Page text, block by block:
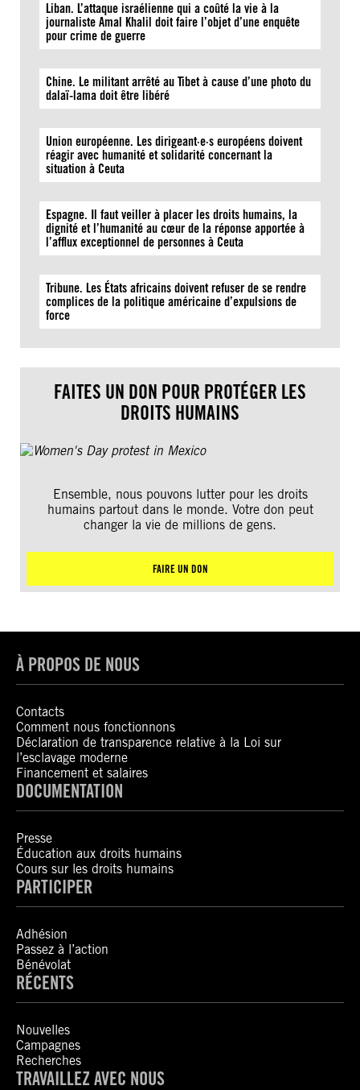
Liban. L’attaque israélienne qui a coûté la vie à la
journaliste Amal Khalil doit faire l’objet d’une enquête
pour crime de guerre
Chine. Le militant arrêté au Tibet à cause d’une photo du
dalaï-lama doit être libéré
Union européenne. Les dirigeant·e·s européens doivent
réagir avec humanité et solidarité concernant la
situation à Ceuta
Espagne. Il faut veiller à placer les droits humains, la
dignité et l’humanité au cœur de la réponse apportée à
l’afflux exceptionnel de personnes à Ceuta
Tribune. Les États africains doivent refuser de se rendre
complices de la politique américaine d’expulsions de
force
FAITES UN DON POUR PROTÉGER LES
DROITS HUMAINS
Ensemble, nous pouvons lutter pour les droits
humains partout dans le monde. Votre don peut
changer la vie de millions de gens.
FAIRE UN DON
À PROPOS DE NOUS
Contacts
Comment nous fonctionnons
Déclaration de transparence relative à la Loi sur
l’esclavage moderne
Financement et salaires
DOCUMENTATION
Presse
Éducation aux droits humains
Cours sur les droits humains
PARTICIPER
Adhésion
Passez à l’action
Bénévolat
RÉCENTS
Nouvelles
Campagnes
Recherches
TRAVAILLEZ AVEC NOUS